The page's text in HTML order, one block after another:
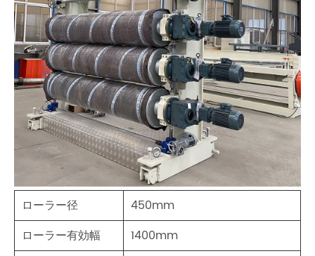
ローラー径
450mm
ローラー有効幅
1400mm